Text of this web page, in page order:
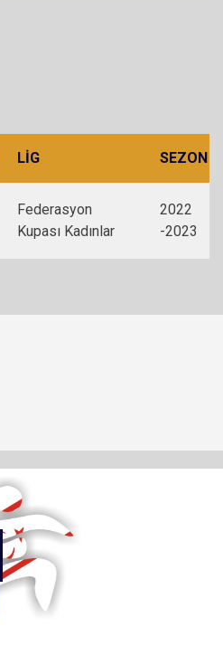
LIG SEZON
Federasyon
Kupası Kadınlar
2022
-2023